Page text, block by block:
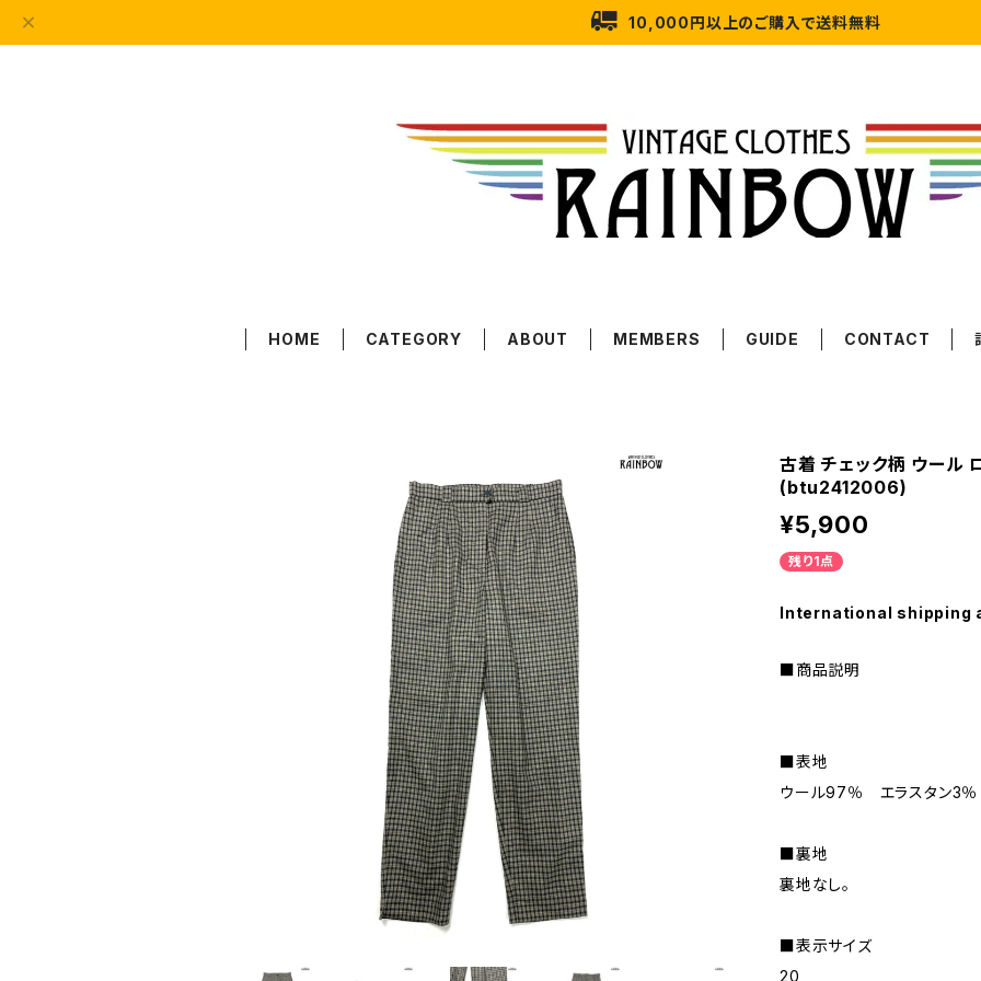
10,000円以上のご購入で送料無料
HOME CATEGORY ABOUT MEMBERS GUIDE CONTACT
古着 チェック柄 ウール
(btu2412006)
¥5,900
残り1点
International shipping
■商品説明
■表地
ウール97％ エラスタン3％
■裏地
裏地なし。
■表示サイズ
20